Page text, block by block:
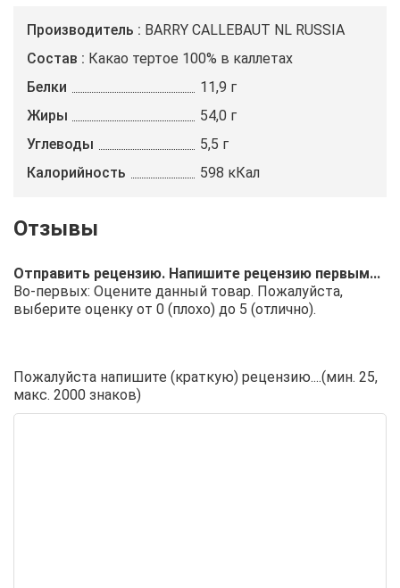
Производитель
BARRY CALLEBAUT NL RUSSIA
Состав
Какао тертое 100% в каллетах
Белки
11,9 г
Жиры
54,0 г
Углеводы
5,5 г
Калорийность
598 кКал
Отправить рецензию. Напишите рецензию первым...
Во-первых: Оцените данный товар. Пожалуйста,
выберите оценку от 0 (плохо) до 5 (отлично).
Пожалуйста напишите (краткую) рецензию....(мин. 25,
макс. 2000 знаков)